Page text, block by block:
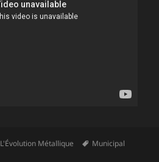
Catégories
L'Évolution Métallique
Mots-
Municipal